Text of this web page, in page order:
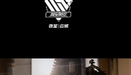
提供
为岚图泰山X8上市发布会互